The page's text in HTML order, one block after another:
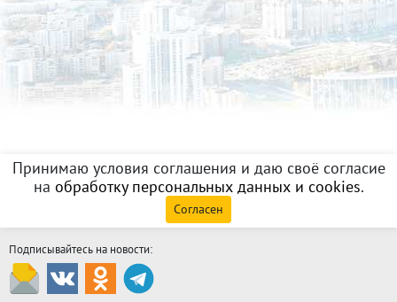
Принимаю условия соглашения и даю своё согласие
на обработку персональных данных и cookies.
Согласен
Подписывайтесь на новости: